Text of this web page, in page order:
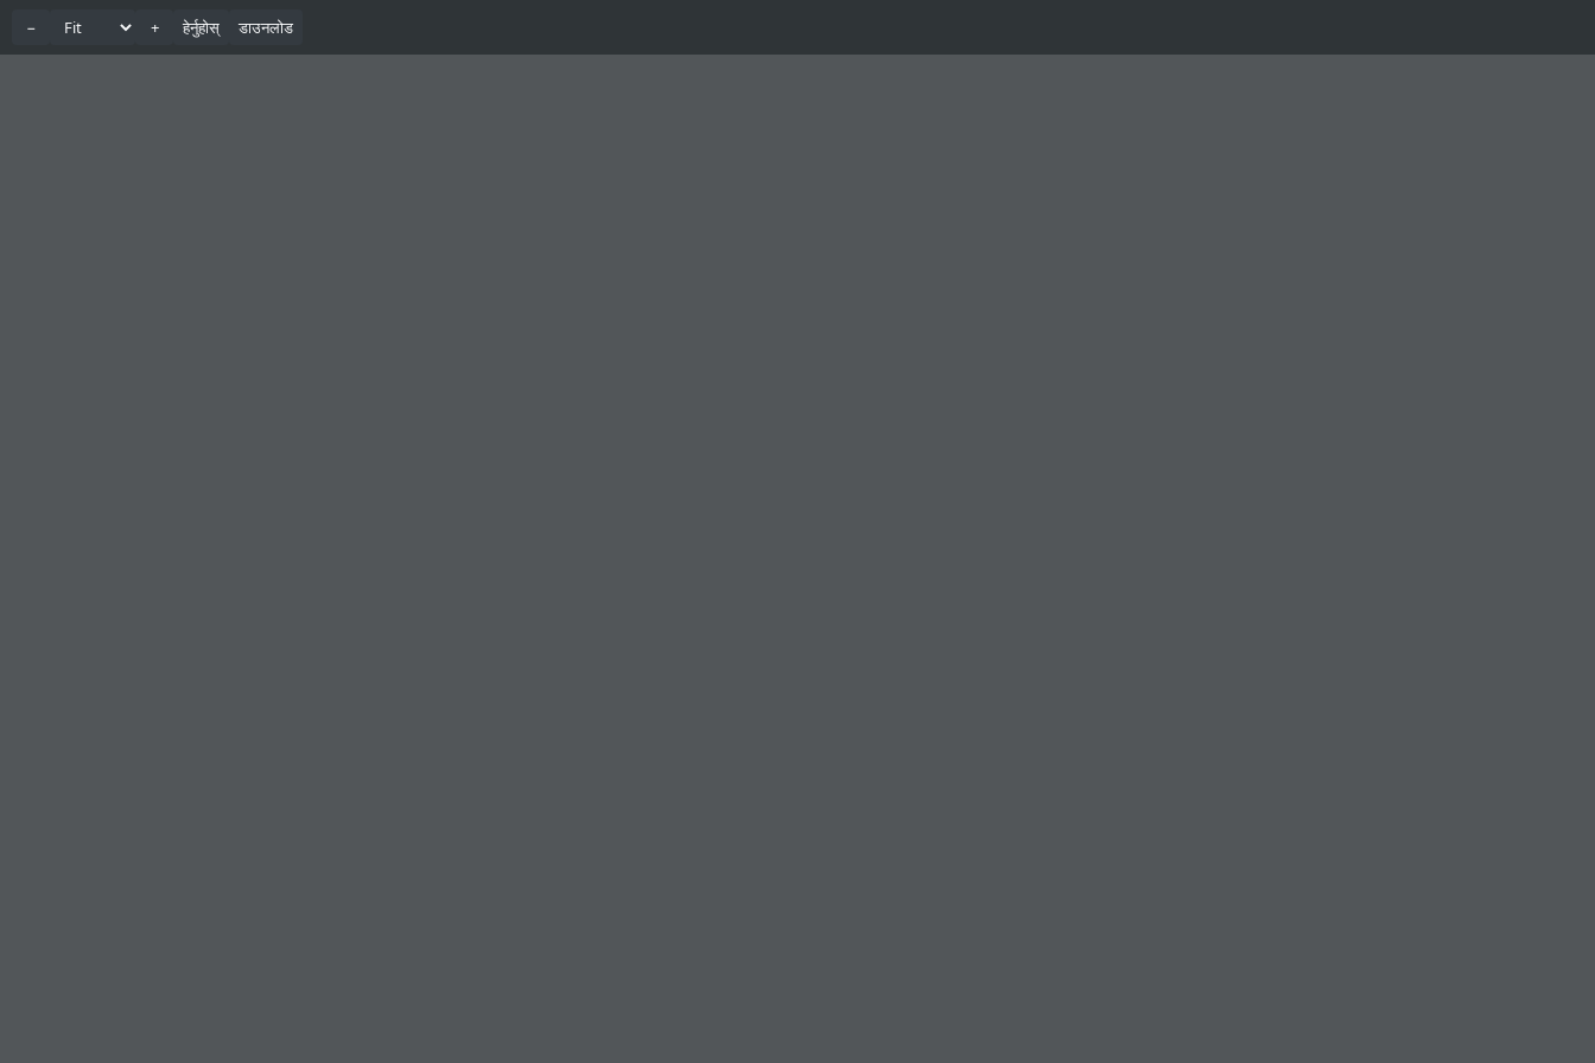
− + हेर्नुहोस् डाउनलोड